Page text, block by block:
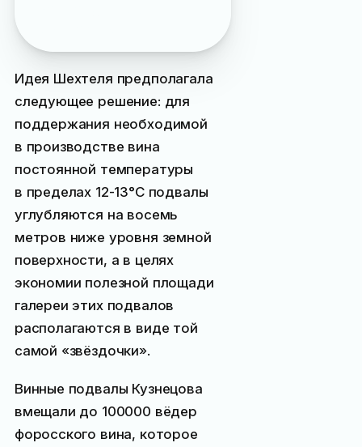
Идея Шехтеля предполагала
следующее решение: для
поддержания необходимой
в производстве вина
постоянной температуры
в пределах 12-13°C подвалы
углубляются на восемь
метров ниже уровня земной
поверхности, а в целях
экономии полезной площади
галереи этих подвалов
располагаются в виде той
самой «звёздочки».
Винные подвалы Кузнецова
вмещали до 100000 вёдер
форосского вина, которое